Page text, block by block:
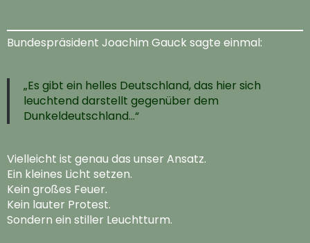
Bundespräsident Joachim Gauck sagte einmal:
„Es gibt ein helles Deutschland, das hier sich
leuchtend darstellt gegenüber dem
Dunkeldeutschland…“
Vielleicht ist genau das unser Ansatz.
Ein kleines Licht setzen.
Kein großes Feuer.
Kein lauter Protest.
Sondern ein stiller Leuchtturm.